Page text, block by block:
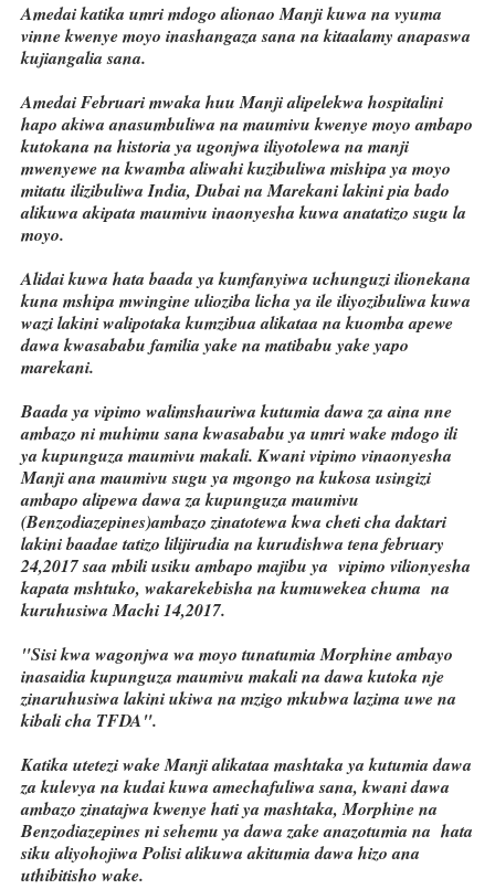
Amedai katika umri mdogo alionao Manji kuwa na vyuma
vinne kwenye moyo inashangaza sana na kitaalamy anapaswa
kujiangalia sana.
Amedai Februari mwaka huu Manji alipelekwa hospitalini
hapo akiwa anasumbuliwa na maumivu kwenye moyo ambapo
kutokana na historia ya ugonjwa iliyotolewa na manji
mwenyewe na kwamba aliwahi kuzibuliwa mishipa ya moyo
mitatu ilizibuliwa India, Dubai na Marekani lakini pia bado
alikuwa akipata maumivu inaonyesha kuwa anatatizo sugu la
moyo.
Alidai kuwa hata baada ya kumfanyiwa uchunguzi ilionekana
kuna mshipa mwingine ulioziba licha ya ile iliyozibuliwa kuwa
wazi lakini walipotaka kumzibua alikataa na kuomba apewe
dawa kwasababu familia yake na matibabu yake yapo
marekani.
Baada ya vipimo walimshauriwa kutumia dawa za aina nne
ambazo ni muhimu sana kwasababu ya umri wake mdogo ili
ya kupunguza maumivu makali. Kwani vipimo vinaonyesha
Manji ana maumivu sugu ya mgongo na kukosa usingizi
ambapo alipewa dawa za kupunguza maumivu
(Benzodiazepines)ambazo zinatotewa kwa cheti cha daktari
lakini baadae tatizo lilijirudia na kurudishwa tena february
24,2017 saa mbili usiku ambapo majibu ya vipimo vilionyesha
kapata mshtuko, wakarekebisha na kumuwekea chuma na
kuruhusiwa Machi 14,2017.
"Sisi kwa wagonjwa wa moyo tunatumia Morphine ambayo
inasaidia kupunguza maumivu makali na dawa kutoka nje
zinaruhusiwa lakini ukiwa na mzigo mkubwa lazima uwe na
kibali cha TFDA".
Katika utetezi wake Manji alikataa mashtaka ya kutumia dawa
za kulevya na kudai kuwa amechafuliwa sana, kwani dawa
ambazo zinatajwa kwenye hati ya mashtaka, Morphine na
Benzodiazepines ni sehemu ya dawa zake anazotumia na hata
siku aliyohojiwa Polisi alikuwa akitumia dawa hizo ana
uthibitisho wake.